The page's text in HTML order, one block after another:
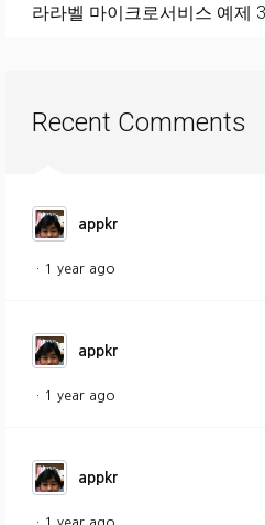
라라벨 마이크로서비스 예제
Recent Comments
appkr
· 1 year ago
appkr
· 1 year ago
appkr